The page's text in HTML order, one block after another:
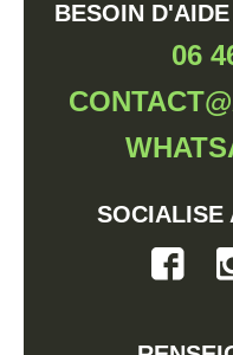
BESOIN
06
SOCIALISE